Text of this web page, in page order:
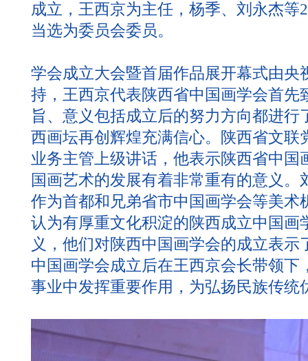
成立，王西京为主任，杨季、刘永杰等
当选为委员会委员。
学会成立大会暨首届作品展开幕式由央
持，王西京代表陕西省中国画学会首先
旨、意义包括成立后的努力方向都进行
西画坛再创辉煌充满信心。陕西省文联
业务主管上级讲话，他表示陕西省中国
国画艺术的发展有着非常重有的意义。
作为首都和兄弟省市中国画学会等美术
认为有厚重文化积淀的陕西成立中国画
义，他们对陕西中国画学会的成立表示
中国画学会成立后在王西京会长带领下
事业中发挥重要作用，为弘扬民族传统